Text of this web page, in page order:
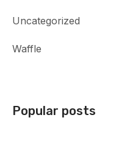
Uncategorized
Waffle
Popular posts